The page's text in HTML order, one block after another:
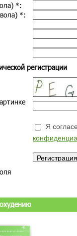
*:
*:
регистрации
Я